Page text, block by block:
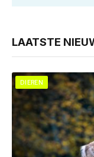
LAATSTE
DIEREN